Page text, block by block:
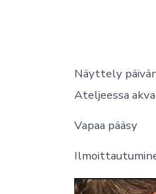
Näyttely
Ateljeessa
Vapaa pääsy